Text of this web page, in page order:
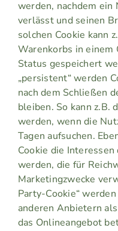
werden, nachdem
verlässt und seinen
solchen Cookie kann
Warenkorbs in einem
Status gespeichert
„persistent“ werden
nach dem Schließen
bleiben. So kann z.B.
werden, wenn die
Tagen aufsuchen.
Cookie die
werden, die für
Marketingzwecke
Party-Cookie“
anderen Anbietern
das Onlineangebot